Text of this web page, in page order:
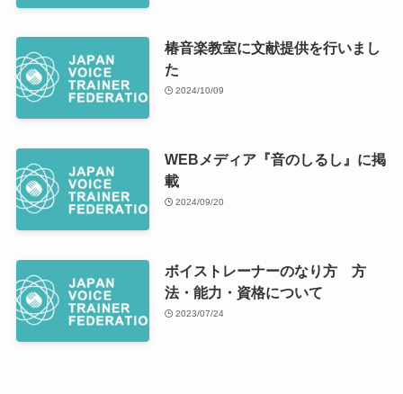
椿音楽教室に文献提供を行いまし
た
2024/10/09
WEBメディア『音のしるし』に掲
載
2024/09/20
ボイストレーナーのなり方 方
法・能力・資格について
2023/07/24